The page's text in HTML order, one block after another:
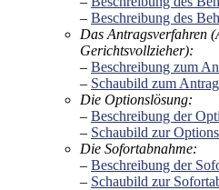
– Beschreibung des
Das Antragsverfahren
Gerichtsvollzieher):
– Beschreibung zum
– Schaubild zum
Die Optionslösung:
– Beschreibung der
– Schaubild zur
Die Sofortabnahme:
– Beschreibung der
– Schaubild zur